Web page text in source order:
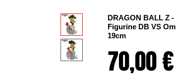
DRAGON BALL Z
Figurine DB VS
19cm
70,00 €